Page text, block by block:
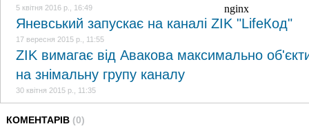
5 квітня 2016 р., 16:49
Яневський запускає на каналі ZIK "LifeКод"
17 вересня 2015 р., 11:55
ZIK вимагає від Авакова максимально
на знімальну групу каналу
30 квітня 2015 р., 11:35
КОМЕНТАРІВ (0)